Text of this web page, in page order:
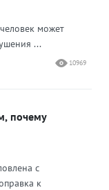
может
...
10969
почему
с
к